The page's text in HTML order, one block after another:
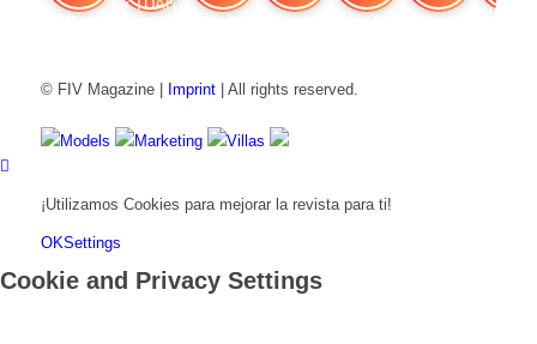
© FIV Magazine | Imprint| All rights reserved.
Models Marketing Villas
¡Utilizamos Cookies para mejorar la revista para ti!
OKSettings
Cookie and Privacy Settings